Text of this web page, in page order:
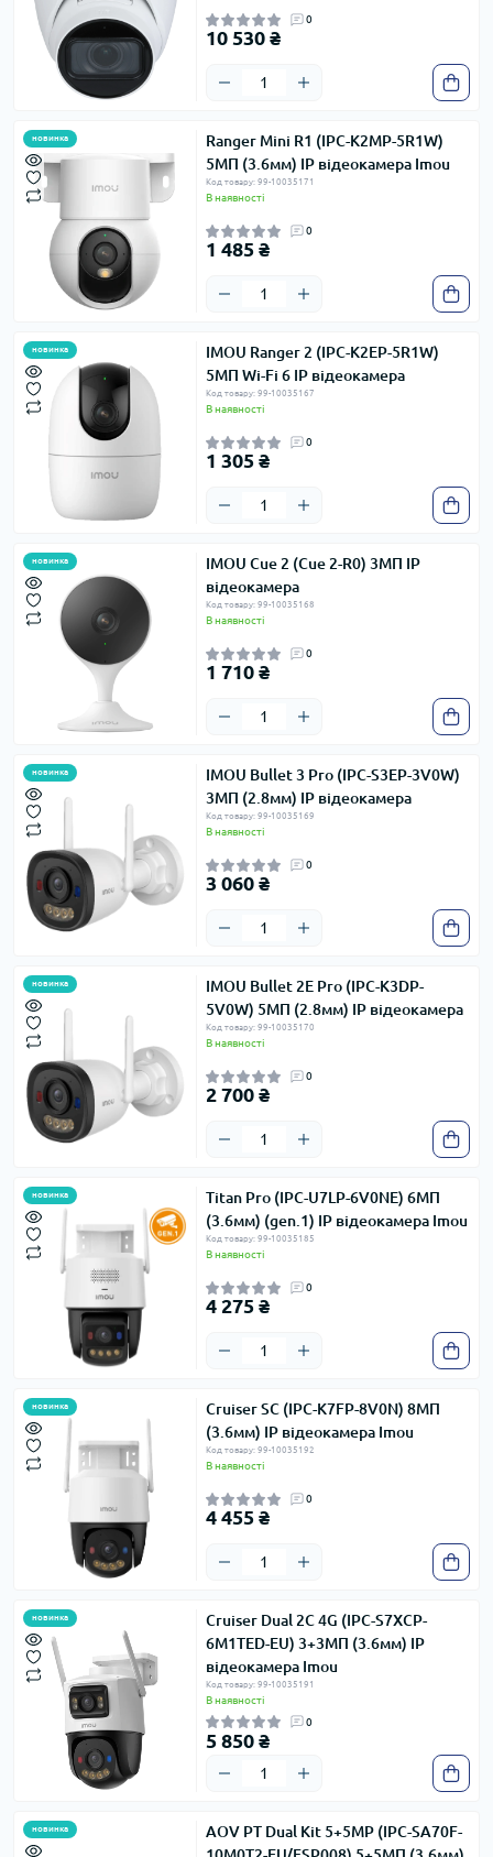
0
10 530 ₴
новинка
Ranger Mini R1 (IPC-K2MP-5R1W)
5МП (3.6мм) IP відеокамера Imou
Код товару: 99-10035171
В наявності
0
1 485 ₴
новинка
IMOU Ranger 2 (IPC-K2EP-5R1W)
5МП Wi-Fi 6 IP відеокамера
Код товару: 99-10035167
В наявності
0
1 305 ₴
новинка
IMOU Cue 2 (Cue 2-R0) 3МП IP
відеокамера
Код товару: 99-10035168
В наявності
0
1 710 ₴
новинка
IMOU Bullet 3 Pro (IPC-S3EP-3V0W)
3МП (2.8мм) IP відеокамера
Код товару: 99-10035169
В наявності
0
3 060 ₴
новинка
IMOU Bullet 2E Pro (IPC-K3DP-
5V0W) 5МП (2.8мм) IP відеокамера
Код товару: 99-10035170
В наявності
0
2 700 ₴
новинка
Titan Pro (IPC-U7LP-6V0NE) 6МП
(3.6мм) (gen.1) IP відеокамера Imou
Код товару: 99-10035185
В наявності
0
4 275 ₴
новинка
Cruiser SC (IPC-K7FP-8V0N) 8МП
(3.6мм) IP відеокамера Imou
Код товару: 99-10035192
В наявності
0
4 455 ₴
новинка
Cruiser Dual 2C 4G (IPC-S7XCP-
6M1TED-EU) 3+3МП (3.6мм) IP
відеокамера Imou
Код товару: 99-10035191
В наявності
0
5 850 ₴
новинка
AOV PT Dual Kit 5+5MP (IPC-SA70F-